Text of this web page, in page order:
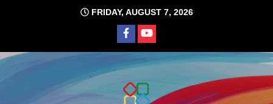
FRIDAY, AUGUST 7, 2026